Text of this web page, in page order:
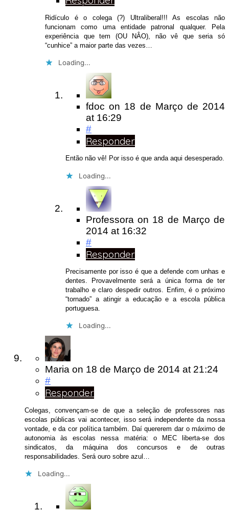
Ridículo é o colega (?) Ultraliberal!!! As escolas não
funcionam como uma entidade patronal qualquer. Pela
experiência que tem (OU NÂO), não vê que seria só
“cunhice” a maior parte das vezes…
Loading...
fdoc on 18 de Março de 2014
at 16:29
#
Responder
Então não vê! Por isso é que anda aqui desesperado.
Loading...
Professora on 18 de Março de
2014 at 16:32
#
Responder
Precisamente por isso é que a defende com unhas e
dentes. Provavelmente será a única forma de ter
trabalho e claro despedir outros. Enfim, é o próximo
“tornado” a atingir a educação e a escola pública
portuguesa.
Loading...
Maria on 18 de Março de 2014 at 21:24
#
Responder
Colegas, convençam-se de que a seleção de professores nas
escolas públicas vai acontecer, isso será independente da nossa
vontade, e da cor política também. Daí quererem dar o máximo de
autonomia às escolas nessa matéria: o MEC liberta-se dos
sindicatos, da máquina dos concursos e de outras
responsabilidades. Será ouro sobre azul…
Loading...